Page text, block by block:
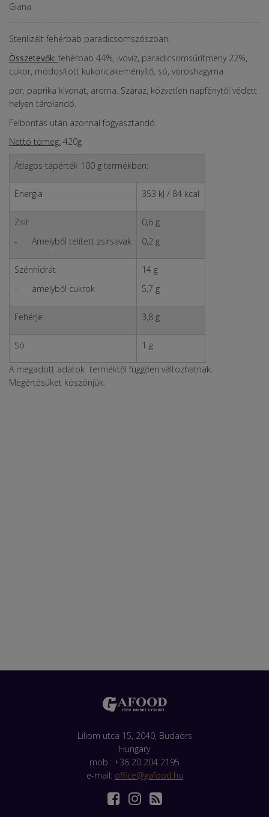
Giana
Sterilizált fehérbab paradicsomszószban.
Összetevők: fehérbab 44%, ivóvíz, paradicsomsűrítmény 22%,
cukor, módosított kukoricakeményítő, só, vöröshagyma
por, paprika kivonat, aroma. Száraz, közvetlen napfénytől védett
helyen tárolandó.
Felbontás után azonnal fogyasztandó.
Nettó tömeg: 420g
Átlagos tápérték 100 g termékben:
Energia 353 kJ / 84 kcal
Zsír
- Amelyből telített zsírsavak
0,6 g
0,2 g
Szénhidrát
- amelyből cukrok
14 g
5,7 g
Fehérje 3,8 g
Só 1 g
A megadott adatok terméktől függően változhatnak.
Megértésüket köszönjük.
Liliom utca 15, 2040, Budaörs
Hungary
mob.: +36 20 204 2195
e-mail: office@gafood.hu